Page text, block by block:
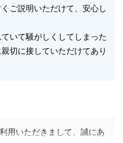
ご説明いただけて、安心し
いて騒がしくしてしまった
切に接していただけてあり
用いただきまして、誠にあ